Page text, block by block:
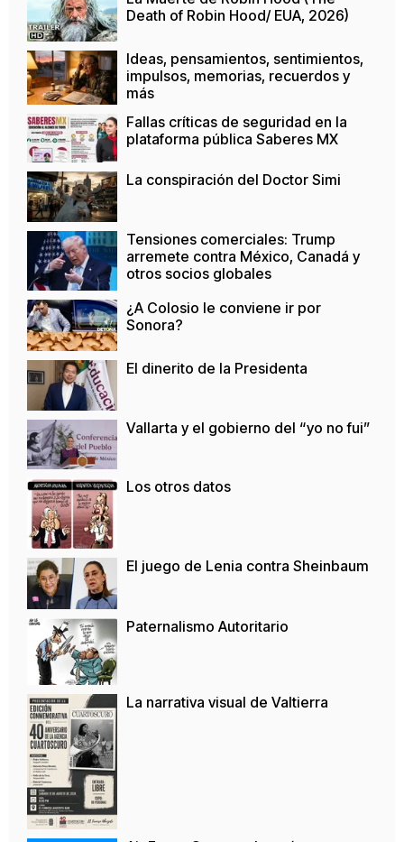
Death of Robin Hood/ EUA, 2026)
Ideas, pensamientos, sentimientos,
impulsos, memorias, recuerdos y
más
Fallas críticas de seguridad en la
plataforma pública Saberes MX
La conspiración del Doctor Simi
Tensiones comerciales: Trump
arremete contra México, Canadá y
otros socios globales
¿A Colosio le conviene ir por
Sonora?
El dinerito de la Presidenta
Vallarta y el gobierno del “yo no fui”
Los otros datos
El juego de Lenia contra Sheinbaum
Paternalismo Autoritario
La narrativa visual de Valtierra